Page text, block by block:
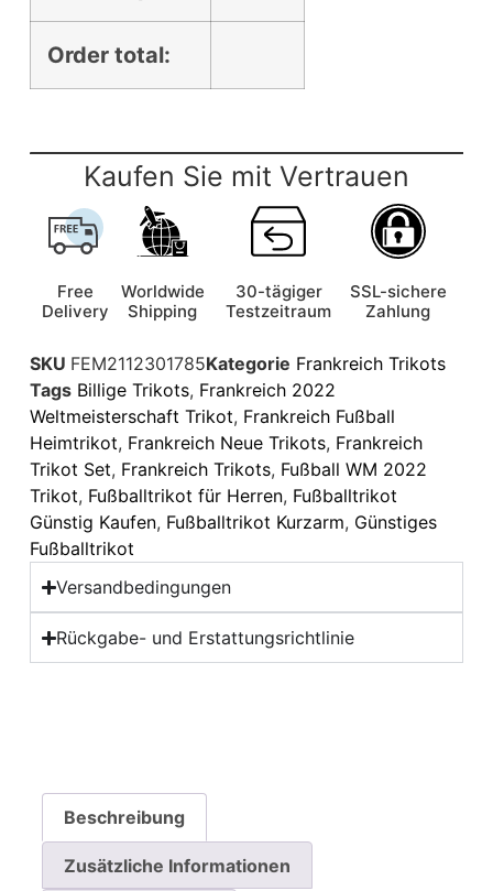
Order total:
Kaufen Sie mit Vertrauen
Free
Delivery
Worldwide
Shipping
30-tägiger
Testzeitraum
SSL-sichere
Zahlung
SKU FEM2112301785Kategorie Frankreich Trikots
Tags Billige Trikots, Frankreich 2022
Weltmeisterschaft Trikot, Frankreich Fußball
Heimtrikot, Frankreich Neue Trikots, Frankreich
Trikot Set, Frankreich Trikots, Fußball WM 2022
Trikot, Fußballtrikot für Herren, Fußballtrikot
Günstig Kaufen, Fußballtrikot Kurzarm, Günstiges
Fußballtrikot
Versandbedingungen
Rückgabe- und Erstattungsrichtlinie
Beschreibung
Zusätzliche Informationen